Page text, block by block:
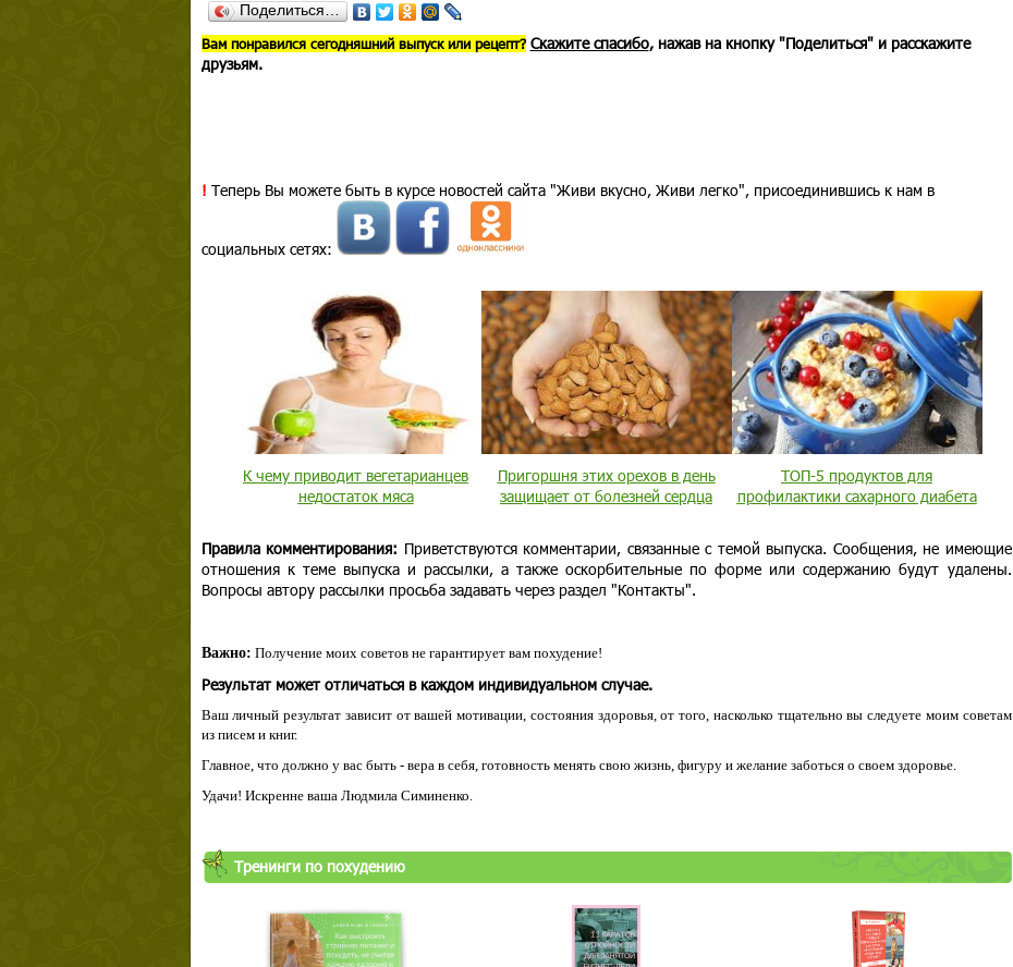
Поделиться…
Вам понравился сегодняшний выпуск или рецепт? Скажите спасибо, нажав на кнопку "Поделиться" и расскажите
друзьям.
! Теперь Вы можете быть в курсе новостей сайта "Живи вкусно, Живи легко", присоединившись к нам в
социальных сетях:
К чему приводит вегетарианцев
недостаток мяса
Пригоршня этих орехов в день
защищает от болезней сердца
ТОП-5 продуктов для
профилактики сахарного диабета
Правила комментирования: Приветствуются комментарии, связанные с темой выпуска. Сообщения, не имеющие
отношения к теме выпуска и рассылки, а также оскорбительные по форме или содержанию будут удалены.
Вопросы автору рассылки просьба задавать через раздел "Контакты".
Важно: Получение моих советов не гарантирует вам похудение!
Результат может отличаться в каждом индивидуальном случае.
Ваш личный результат зависит от вашей мотивации, состояния здоровья, от того, насколько тщательно вы следуете моим советам
из писем и книг.
Главное, что должно у вас быть - вера в себя, готовность менять свою жизнь, фигуру и желание заботься о своем здоровье.
Удачи! Искренне ваша Людмила Симиненко.
Тренинги по похудению